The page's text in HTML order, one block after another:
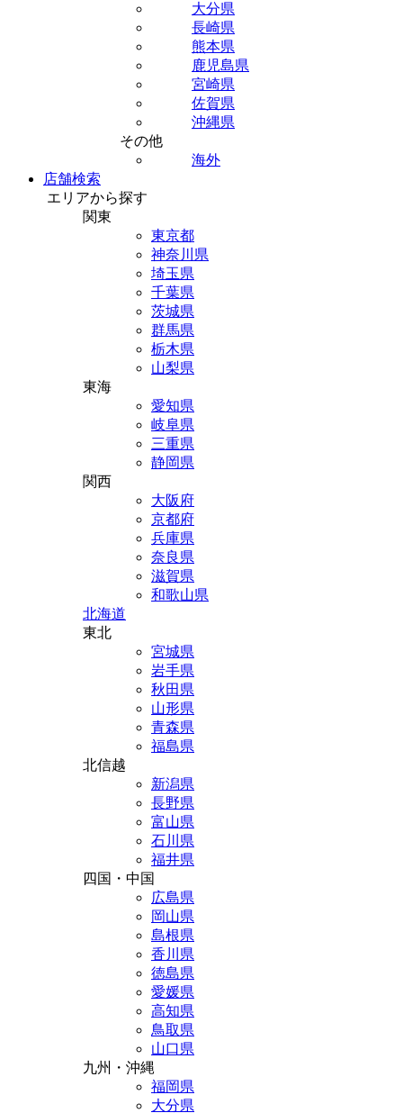
大分県
長崎県
熊本県
鹿児島県
宮崎県
佐賀県
沖縄県
その他
海外
店舗検索
エリアから探す
関東
東京都
神奈川県
埼玉県
千葉県
茨城県
群馬県
栃木県
山梨県
東海
愛知県
岐阜県
三重県
静岡県
関西
大阪府
京都府
兵庫県
奈良県
滋賀県
和歌山県
北海道
東北
宮城県
岩手県
秋田県
山形県
青森県
福島県
北信越
新潟県
長野県
富山県
石川県
福井県
四国・中国
広島県
岡山県
島根県
香川県
徳島県
愛媛県
高知県
鳥取県
山口県
九州・沖縄
福岡県
大分県